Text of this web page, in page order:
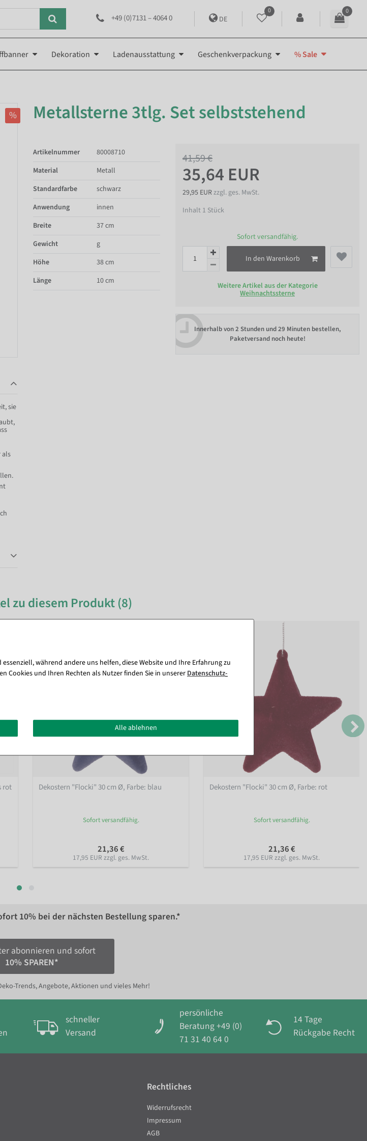
+49 (0)7131 – 4064 0 DE
0 0
Dekoration Ladenausstattung Geschenkverpackung % Sale
% Metallsterne 3tlg. Set selbststehend
41,59 €
35,64 EUR
29,95 EURzzgl. ges. MwSt.
Inhalt 1 Stück
Sofort versandfähig.
In den Warenkorb
Weitere Artikel aus der Kategorie
Weihnachtssterne
Innerhalb von2 Stunden und 29 Minuten bestellen,
Paketversand noch heute!
Artikelnummer
80008710
Material
Metall
Standardfarbe
schwarz
Anwendung
innen
Breite
37 cm
Gewicht
g
Höhe
38 cm
Länge
10 cm
sie
als
zu diesem Produkt (8)
rot Dekostern "Flocki" 30 cm Ø, Farbe: blau
Sofort versandfähig.
21,36 €
17,95 EUR zzgl. ges. MwSt.
Dekostern "Flocki" 30 cm Ø, Farbe: rot
Sofort versandfähig.
21,36 €
17,95 EUR zzgl. ges. MwSt.
10% bei der nächsten Bestellung sparen.*
abonnieren und sofort
10% SPAREN*
Trends, Angebote, Aktionen und vieles Mehr!
schneller
Versand
persönliche
Beratung +49 (0)
71 31 40 64 0
14 Tage
Rückgabe Recht
während andere uns helfen, diese Website und Ihre Erfahrung zu
Cookies und Ihren Rechten als Nutzer finden Sie in unserer Daten­schutz­
Alle ablehnen
Rechtliches
Widerrufsrecht
Impressum
AGB